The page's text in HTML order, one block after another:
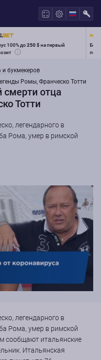
100% до250 $на первый
и букмекеров
Ромы, Франческо Тотти
смерти отца
Тотти
легендарного в
Рома, умер в римской
легендарного в
Рома, умер в римской
сообщают итальянские
Итальянская